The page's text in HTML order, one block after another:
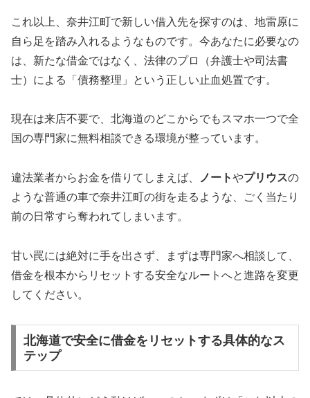
これ以上、奈井江町で新しい借入先を探すのは、地雷原に
自ら足を踏み入れるようなものです。今あなたに必要なの
は、新たな借金ではなく、法律のプロ（弁護士や司法書
士）による「債務整理」という正しい止血処置です。
現在は来店不要で、北海道のどこからでもスマホ一つで全
国の専門家に無料相談できる環境が整っています。
違法業者からお金を借りてしまえば、 ノートやプリウスの
ような普通の車で奈井江町の街を走るような、ごく当たり
前の日常すら奪われてしまいます。
甘い罠には絶対に手を出さず、まずは専門家へ相談して、
借金を根本からリセットする安全なルートへと進路を変更
してください。
北海道で安全に借金をリセットする具体的なス
テップ